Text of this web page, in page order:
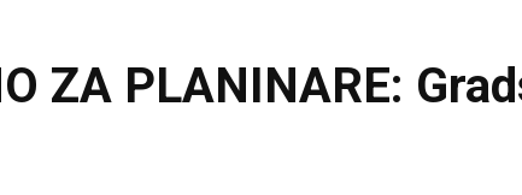
ZA PLANINARE: